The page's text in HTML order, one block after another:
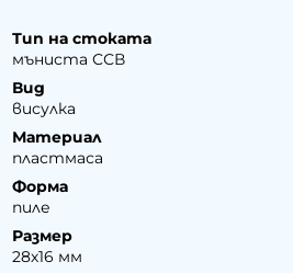
Тип на стоката
мъниста ССВ
Вид
висулка
Материал
пластмаса
Форма
пиле
Размер
28х16 мм